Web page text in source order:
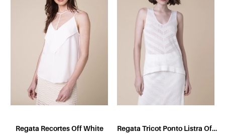
Regata Recortes Off White
Regata Tricot Ponto Listra Off